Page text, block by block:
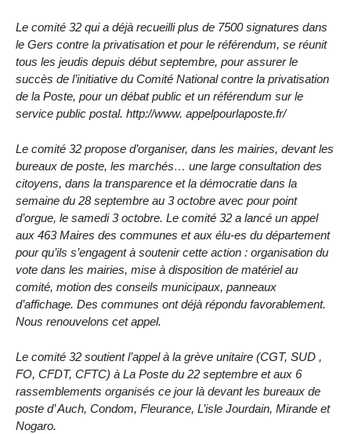
Le comité 32 qui a déjà recueilli plus de 7500 signatures dans
le Gers contre la privatisation et pour le référendum, se réunit
tous les jeudis depuis début septembre, pour assurer le
succès de l’initiative du Comité National contre la privatisation
de la Poste, pour un débat public et un référendum sur le
service public postal. http://www. appelpourlaposte.fr/
Le comité 32 propose d’organiser, dans les mairies, devant les
bureaux de poste, les marchés… une large consultation des
citoyens, dans la transparence et la démocratie dans la
semaine du 28 septembre au 3 octobre avec pour point
d’orgue, le samedi 3 octobre. Le comité 32 a lancé un appel
aux 463 Maires des communes et aux élu-es du département
pour qu’ils s’engagent à soutenir cette action : organisation du
vote dans les mairies, mise à disposition de matériel au
comité, motion des conseils municipaux, panneaux
d’affichage. Des communes ont déjà répondu favorablement.
Nous renouvelons cet appel.
Le comité 32 soutient l’appel à la grève unitaire (CGT, SUD ,
FO, CFDT, CFTC) à La Poste du 22 septembre et aux 6
rassemblements organisés ce jour là devant les bureaux de
poste d’ Auch, Condom, Fleurance, L’isle Jourdain, Mirande et
Nogaro.